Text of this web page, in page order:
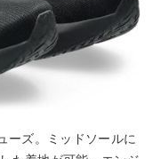
ーズ。ミッドソールに